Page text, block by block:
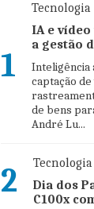
1
Tecnologia
IA e
a gestão
Inteligência
captação
de bens
André Lu...
2 Tecnologia
Dia dos
C100x